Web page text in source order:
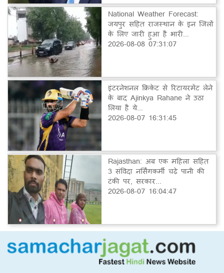
National Weather Forecast:
जयपुर सहित राजस्थान के इन जिलों
के लिए जारी हुआ है भारी...
2026-08-08 07:31:07
इंटरनेशनल क्रिकेट से रिटायरमेंट लेने
के बाद Ajinkya Rahane ने उठा
लिया है ये...
2026-08-07 16:31:45
Rajasthan: अब एक महिला सहित
3 संविदा नर्सिंगकर्मी चढ़े पानी की
टंकी पर, सरकार...
2026-08-07 16:04:47